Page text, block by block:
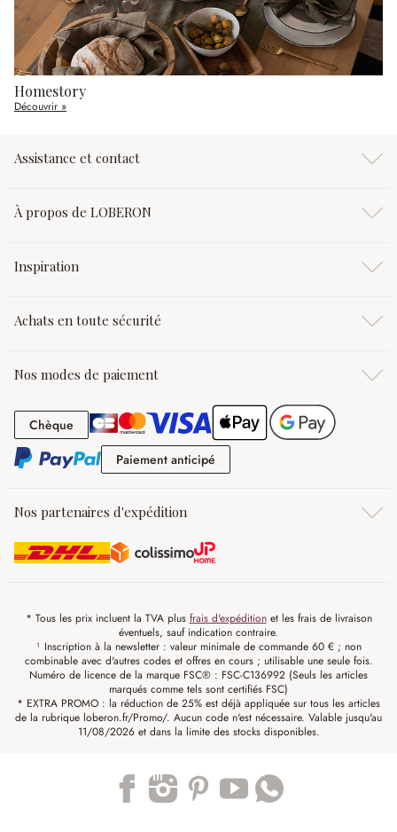
Homestory
Découvrir »
Assistance et contact
À propos de LOBERON
Inspiration
Achats en toute sécurité
Nos modes de paiement
Chèque Chèque
Paiement anticipé
Nos partenaires d'expédition
* Tous les prix incluent la TVA plus frais d'expéditionet les frais de livraison
éventuels, sauf indication contraire.
¹ Inscription à la newsletter : valeur minimale de commande 60 € ; non
combinable avec d'autres codes et offres en cours ; utilisable une seule fois.
Numéro de licence de la marque FSC® : FSC-C136992 (Seuls les articles
marqués comme tels sont certifiés FSC)
* EXTRA PROMO : la réduction de 25% est déjà appliquée sur tous les articles
de la rubrique loberon.fr/Promo/. Aucun code n'est nécessaire. Valable jusqu'au
11/08/2026 et dans la limite des stocks disponibles.